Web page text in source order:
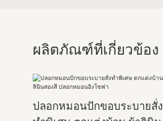
ผลิตภัณฑ์ที่เกี่ยวข้อง
ปลอกหมอนปักขอบระบายสั่ง